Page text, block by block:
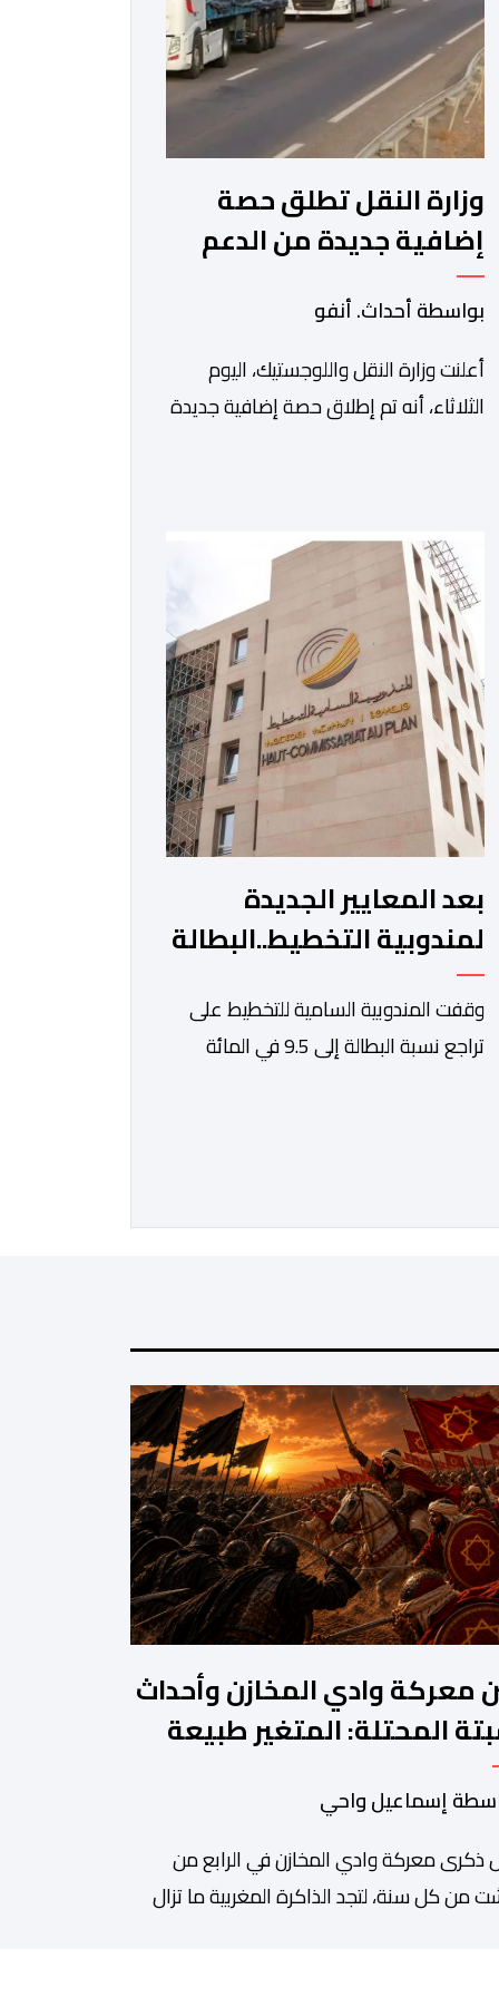
المستمر في كلفة العملية النقلية، حيث
[…]
وزارة النقل تطلق حصة
إضافية جديدة من الدعم
الاستثنائي المباشر
لمهنيي النقل الطرقي
للأشخاص والبضائع
بواسطة أحداث. أنفو
أعلنت وزارة النقل واللوجستيك، اليوم
الثلاثاء، أنه تم إطلاق حصة إضافية جديدة
2026. وأوضحت الوزارة، في بلاغ، أنه “في
إطار الإجراءات المواكبة المتخذة من لدن
الحكومة لفائدة مهنيي قطاع النقل
الطرقي ببلادنا، الرامية إلى الحد من آثار
استمرارية […]
بعد المعايير الجديدة
لمندوبية التخطيط..البطالة
تنخفض إلى 9.5 في المائة
وقفت المندوبية السامية للتخطيط على
تراجع نسبة البطالة إلى 9.5 في المائة
الشغل، يتعين التذكير بأن هذه الأخيرة،
معركة وادي المخازن وأحداث
المحتلة: المتغير طبيعة
والثابت جدار الصد الوطني
إسماعيل واحي
ذكرى معركة وادي المخازن في الرابع من
من كل سنة، لتجد الذاكرة المغربية ما تزال